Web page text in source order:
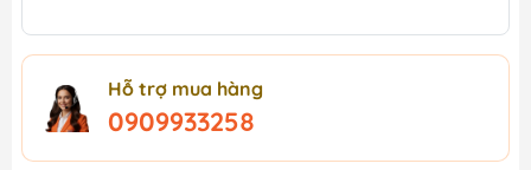
Hỗ trợ mua hàng
0909933258